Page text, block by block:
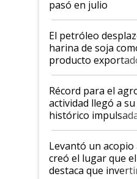
pasó en julio
El petróleo
harina de soja
producto
el agro aportó casi
diez dólares y
liderazgo en un
récord
Récord para el
actividad llegó a
histórico
cosecha y las
Levantó un acopio
creó el lugar que
destaca que